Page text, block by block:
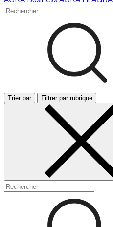
Trier par Filtrer par rubrique